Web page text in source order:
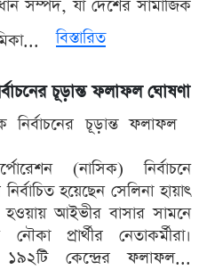
সম্পদ, যা দেশের সামাজিক
বিস্তারিত
চূড়ান্ত ফলাফল ঘোষণা
(নাসিক) নির্বাচনে
হয়েছেন সেলিনা হায়াৎ
হওয়ায় আইভীর বাসার সামনে
প্রার্থীর নেতাকর্মীরা।
কেন্দ্রের ফলাফল...